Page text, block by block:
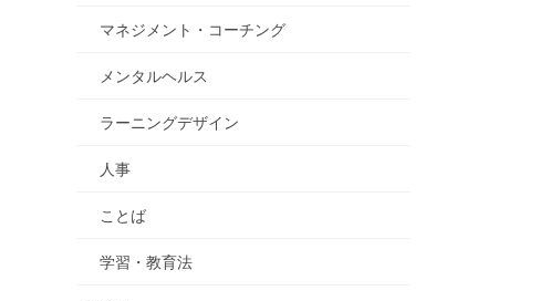
マネジメント・コーチング
メンタルヘルス
ラーニングデザイン
人事
ことば
学習・教育法